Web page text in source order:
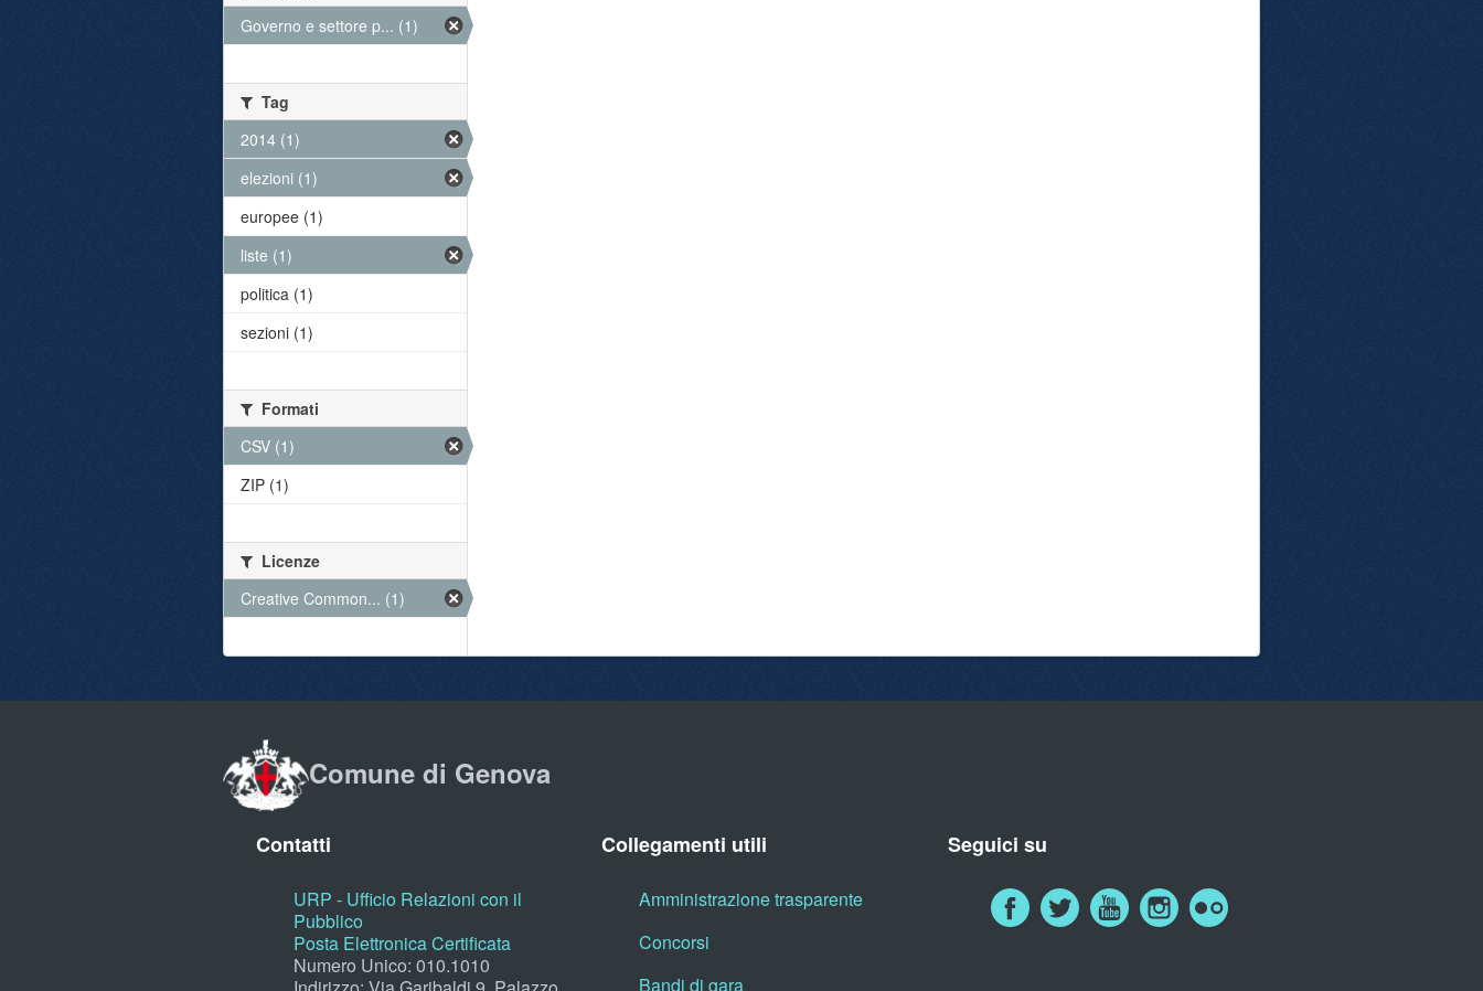
Governo e settore p... (1)
Tag
2014 (1)
elezioni (1)
europee (1)
liste (1)
politica (1)
sezioni (1)
Formati
CSV (1)
ZIP (1)
Licenze
Creative Common... (1)
Comune di Genova
Contatti
URP - Ufficio Relazioni con il
Pubblico
Posta Elettronica Certificata
Numero Unico: 010.1010
Collegamenti utili
Amministrazione trasparente
Concorsi
Bandi di gara
Seguici su